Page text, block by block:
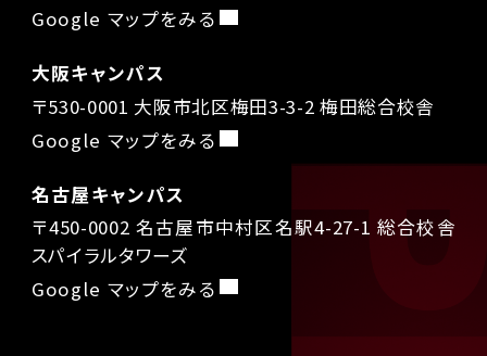
Google マップをみる
大阪キャンパス
〒530-0001 大阪市北区梅田3-3-2 梅田総合校舎
Google マップをみる
名古屋キャンパス
〒450-0002 名古屋市中村区名駅4-27-1 総合校舎
スパイラルタワーズ
Google マップをみる